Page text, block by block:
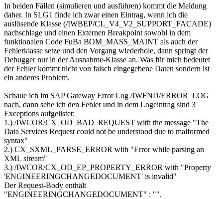
In beiden Fällen (simulieren und ausführen) kommt die Meldung
daher. In SLG1 finde ich zwar einen Eintrag, wenn ich die
auslösende Klasse (/IWBEP/CL_V4_V2_SUPPORT_FACADE)
nachschlage und einen Externen Breakpoint sowohl in dem
funktionalen Code FuBa BOM_MASS_MAINT als auch der
Fehlerklasse setze und den Vorgang wiederhole, dann springt der
Debugger nur in der Ausnahme-Klasse an. Was für mich bedeutet
der Fehler kommt nicht von falsch eingegebene Daten sondern ist
ein anderes Problem.
Schaue ich im SAP Gateway Error Log /IWFND/ERROR_LOG
nach, dann sehe ich den Fehler und in dem Logeintrag sind 3
Exceptions aufgelistet:
1.) /IWCOR/CX_OD_BAD_REQUEST with the message "The
Data Services Request could not be understood due to malformed
syntax"
2.) CX_SXML_PARSE_ERROR with "Error while parsing an
XML stream"
3.) /IWCOR/CX_OD_EP_PROPERTY_ERROR with "Property
'ENGINEERINGCHANGEDOCUMENT' is invalid"
Der Request-Body enthält
"ENGINEERINGCHANGEDOCUMENT" : "".